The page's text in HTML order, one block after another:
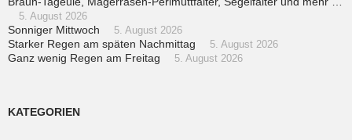
5. August 2026
Sonniger Mittwoch 5. August 2026
Starker Regen am späten Nachmittag 5. August 2026
Ganz wenig Regen am Freitag 5. August 2026
KATEGORIEN